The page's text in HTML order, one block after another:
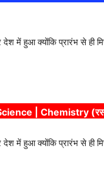
देश में हुआ क्योंकि प्रारंभ से
| Chemistry (रसायन
देश में हुआ क्योंकि प्रारंभ से